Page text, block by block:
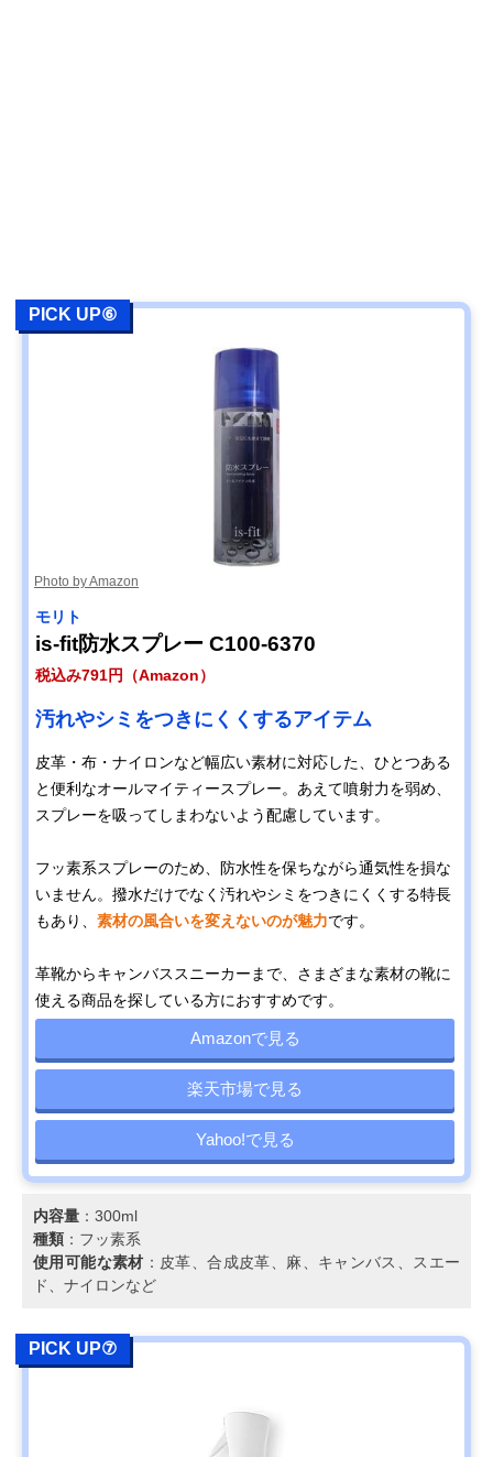
PICK UP⑥
Photo by Amazon
モリト
is-fit防水スプレー C100-6370
税込み791円（Amazon）
汚れやシミをつきにくくするアイテム
皮革・布・ナイロンなど幅広い素材に対応した、ひとつある
と便利なオールマイティースプレー。あえて噴射力を弱め、
スプレーを吸ってしまわないよう配慮しています。
フッ素系スプレーのため、防水性を保ちながら通気性を損な
いません。撥水だけでなく汚れやシミをつきにくくする特長
もあり、 素材の風合いを変えないのが魅力です。
革靴からキャンバススニーカーまで、さまざまな素材の靴に
使える商品を探している方におすすめです。
Amazonで見る
楽天市場で見る
Yahoo!で見る
内容量 ：300ml
種類 ：フッ素系
使用可能な素材 ：皮革、合成皮革、麻、キャンバス、スエー
ド、ナイロンなど
PICK UP⑦